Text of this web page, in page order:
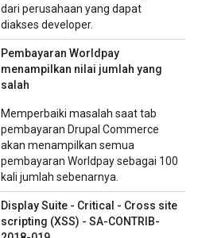
dari perusahaan yang dapat
diakses developer.
Pembayaran Worldpay
menampilkan nilai jumlah yang
salah
Memperbaiki masalah saat tab
pembayaran Drupal Commerce
akan menampilkan semua
pembayaran Worldpay sebagai 100
kali jumlah sebenarnya.
Display Suite - Critical - Cross site
scripting (XSS) - SA-CONTRIB-